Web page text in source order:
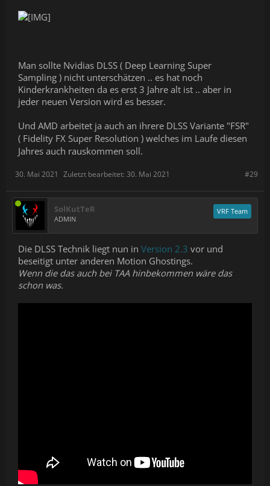
Man sollte Nvidias DLSS ( Deep Learning Super
Sampling ) nicht unterschätzen .. es hat noch
Kinderkrankheiten da es erst 3 Jahre alt ist .. aber in
jeder neuen Version wird es besser.
Und AMD arbeitet ja auch an ihrere DLSS Variante "FSR"
( Fidelity FX Super Resolution ) welches im Laufe diesen
Jahres auch rauskommen soll.
#29
30. Mai 2021 Zuletzt bearbeitet: 30. Mai 2021
SolKutTeR
ADMIN
VRF Team
Die DLSS Technik liegt nun in Version 2.3 vor und
beseitigt unter anderen Motion Ghostings.
Wenn die das auch bei TAA hinbekommen wäre das
schon was.